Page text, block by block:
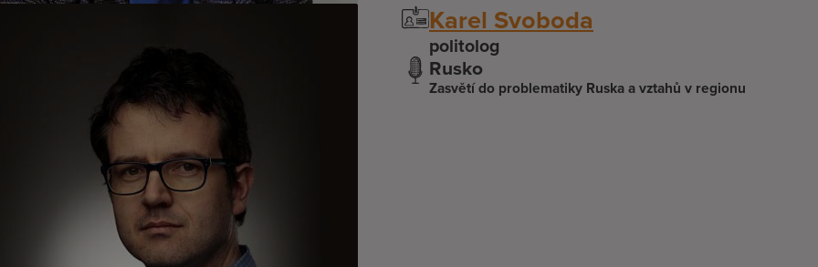
Karel Svoboda
politolog
Rusko
Zasvětí do problematiky Ruska a vztahů v regionu